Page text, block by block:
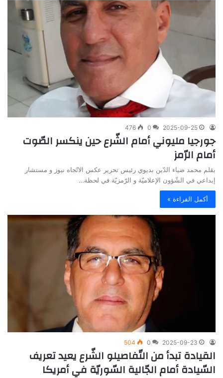
2025-09-25
0
476
جورجيا مليوني أمام الشّرع حين ينكسر الصّوت
أمام الرّمز
بقلم محمد ضياء الدّين بديوي رئيس تحرير عكس الاتّجاه نيوز و مستشار
إبداعي في الشّؤون الإعلاميّة و الرّمزيّة في لحظة…
أكمل القراءة »
2025-09-23
0
504
القيادة تبدأ من التّفاصيلو الشّرع يعيد تعريف
السّيادة أمام الجّالية السّوريّة في أمريكا